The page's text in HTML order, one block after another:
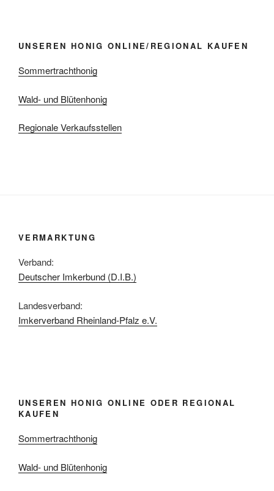
UNSEREN HONIG ONLINE/REGIONAL KAUFEN
Sommertrachthonig
Wald- und Blütenhonig
Regionale Verkaufsstellen
VERMARKTUNG
Verband:
Deutscher Imkerbund (D.I.B.)
Landesverband:
Imkerverband Rheinland-Pfalz e.V.
UNSEREN HONIG ONLINE ODER REGIONAL
KAUFEN
Sommertrachthonig
Wald- und Blütenhonig